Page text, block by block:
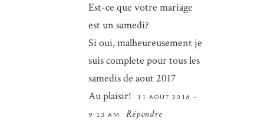
Save my name, email, and website in
this browser for the next time I
ENVOYER
Est-ce que votre mariage
est un samedi?
Si oui, malheureusement je
suis complete pour tous les
samedis de aout 2017
Au plaisir!
11 AOÛT 2016 –
9:13 AM Répondre